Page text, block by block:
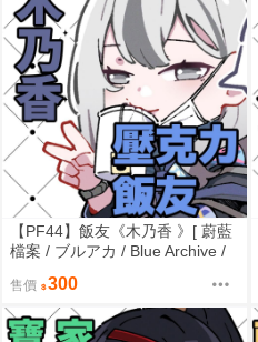
【PF44】飯友《木乃香 》[ 蔚藍
檔案 / ブルアカ / Blue Archive /
乃香 / 副局長 ]
售價 300